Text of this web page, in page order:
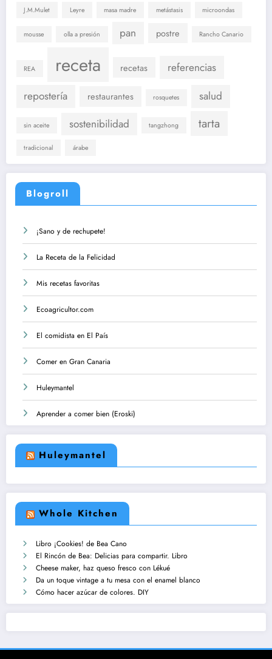
J.M.Mulet Leyre masa madre metástasis microondas
mousse olla a presión pan postre Rancho Canario
REA receta recetas
referencias
repostería
restaurantes rosquetes salud
sin aceite sostenibilidad tangzhong tarta
tradicional árabe
Blogroll
¡Sano y de rechupete!
La Receta de la Felicidad
Mis recetas favoritas
Ecoagricultor.com
El comidista en El País
Comer en Gran Canaria
Huleymantel
Aprender a comer bien (Eroski)
Huleymantel
Whole Kitchen
Libro ¡Cookies! de Bea Cano
El Rincón de Bea: Delicias para compartir. Libro
Cheese maker, haz queso fresco con Lékué
Da un toque vintage a tu mesa con el enamel blanco
Cómo hacer azúcar de colores. DIY